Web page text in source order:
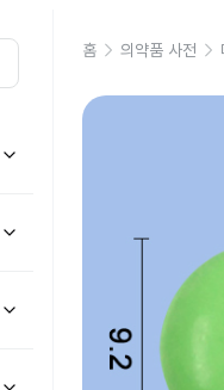
홈 의약품 사전